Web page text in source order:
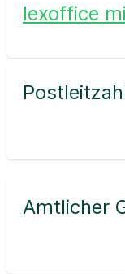
lexoffice
Amtlicher